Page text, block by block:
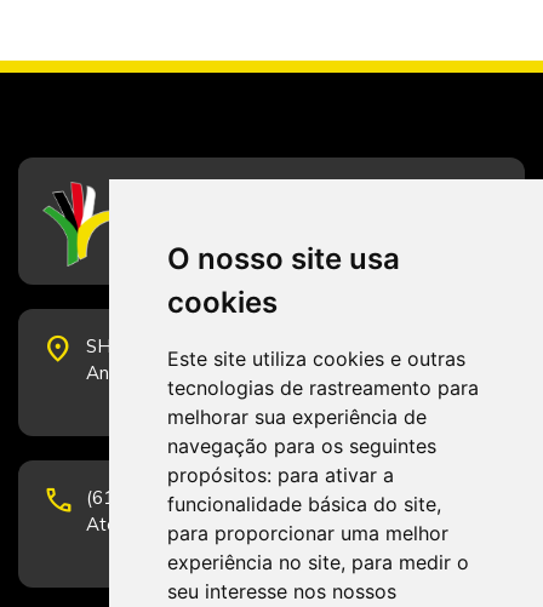
O nosso site usa
cookies
Este site utiliza cookies e outras
tecnologias de rastreamento para
melhorar sua experiência de
navegação para os seguintes
propósitos: para ativar a
funcionalidade básica do site,
para proporcionar uma melhor
experiência no site, para medir o
seu interesse nos nossos
place
SHS Quadra 6, Bloco E, Complexo Brasil 21, 20º
Andar, Sala 2001 - CEP 70322-915 - Brasília/DF
phone
(61) 3223-1652 e (61) 98131-3801.
Atendimento por telefone em horário comercial